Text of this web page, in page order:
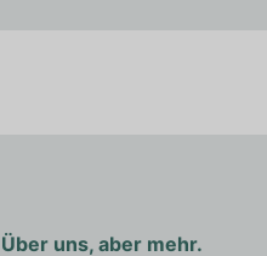
Über uns, aber mehr.